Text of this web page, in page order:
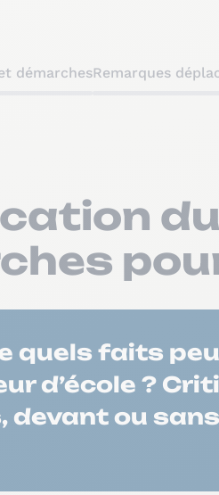
démarchesRemarques
quels faits
d’école ?
devant ou